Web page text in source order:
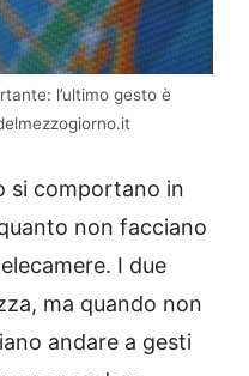
l’ultimo gesto è
si comportano in
non facciano
I due
ma quando non
andare a gesti